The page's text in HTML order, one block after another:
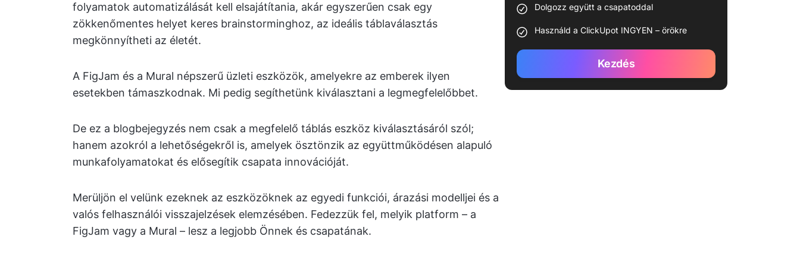
folyamatok automatizálását kell elsajátítania, akár egyszerűen csak egy
zökkenőmentes helyet keres brainstorminghoz, az ideális táblaválasztás
megkönnyítheti az életét.
A FigJam és a Mural népszerű üzleti eszközök, amelyekre az emberek ilyen
esetekben támaszkodnak. Mi pedig segíthetünk kiválasztani a legmegfelelőbbet.
De ez a blogbejegyzés nem csak a megfelelő táblás eszköz kiválasztásáról szól;
hanem azokról a lehetőségekről is, amelyek ösztönzik az együttműködésen alapuló
munkafolyamatokat és elősegítik csapata innovációját.
Merüljön el velünk ezeknek az eszközöknek az egyedi funkciói, árazási modelljei és a
valós felhasználói visszajelzések elemzésében. Fedezzük fel, melyik platform – a
FigJam vagy a Mural – lesz a legjobb Önnek és csapatának.
Dolgozz együtt a csapatoddal
Használd a ClickUpot INGYEN – örökre
Kezdés